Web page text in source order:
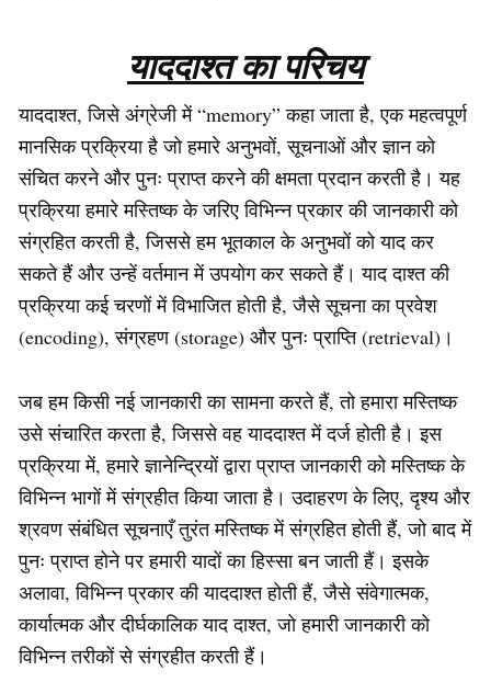
याददाश्त का परिचय
याददाश्त, जिसे अंग्रेजी में “memory” कहा जाता है, एक महत्वपूर्ण
मानसिक प्रक्रिया है जो हमारे अनुभवों, सूचनाओं और ज्ञान को
संचित करने और पुनः प्राप्त करने की क्षमता प्रदान करती है। यह
प्रक्रिया हमारे मस्तिष्क के जरिए विभिन्न प्रकार की जानकारी को
संग्रहित करती है, जिससे हम भूतकाल के अनुभवों को याद कर
सकते हैं और उन्हें वर्तमान में उपयोग कर सकते हैं। याद दाश्त की
प्रक्रिया कई चरणों में विभाजित होती है, जैसे सूचना का प्रवेश
(encoding), संग्रहण (storage) और पुनः प्राप्ति (retrieval)।
जब हम किसी नई जानकारी का सामना करते हैं, तो हमारा मस्तिष्क
उसे संचारित करता है, जिससे वह याददाश्त में दर्ज होती है। इस
प्रक्रिया में, हमारे ज्ञानेन्द्रियों द्वारा प्राप्त जानकारी को मस्तिष्क के
विभिन्न भागों में संग्रहीत किया जाता है। उदाहरण के लिए, दृश्य और
श्रवण संबंधित सूचनाएँ तुरंत मस्तिष्क में संग्रहित होती हैं, जो बाद में
पुनः प्राप्त होने पर हमारी यादों का हिस्सा बन जाती हैं। इसके
अलावा, विभिन्न प्रकार की याददाश्त होती हैं, जैसे संवेगात्मक,
कार्यात्मक और दीर्घकालिक याद दाश्त, जो हमारी जानकारी को
विभिन्न तरीकों से संग्रहीत करती हैं।